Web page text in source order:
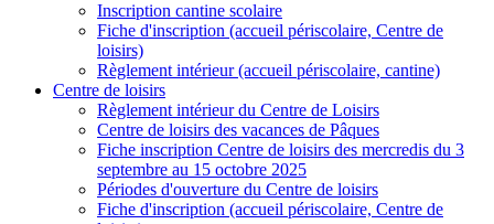
Inscription cantine scolaire
Fiche d'inscription (accueil périscolaire, Centre de
loisirs)
Règlement intérieur (accueil périscolaire, cantine)
Centre de loisirs
Règlement intérieur du Centre de Loisirs
Centre de loisirs des vacances de Pâques
Fiche inscription Centre de loisirs des mercredis du 3
septembre au 15 octobre 2025
Périodes d'ouverture du Centre de loisirs
Fiche d'inscription (accueil périscolaire, Centre de